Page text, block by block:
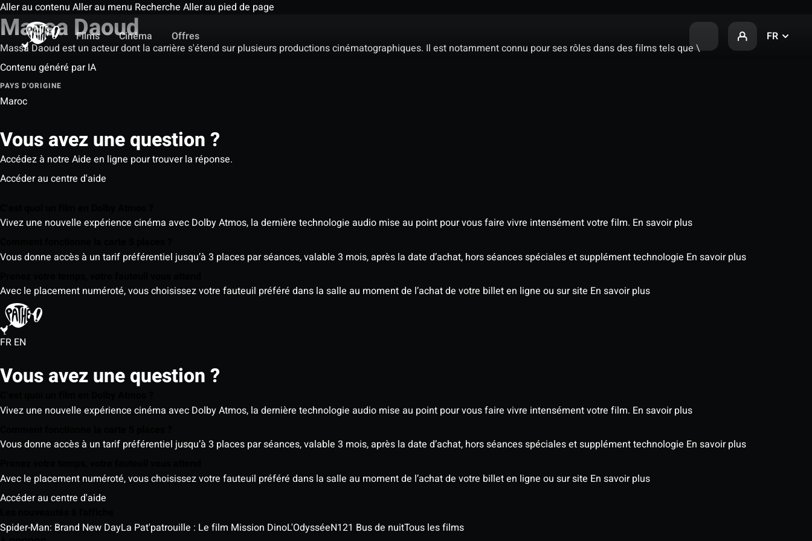
Aller au contenu Aller au menu Recherche Aller au pied de page
Films
Cinéma Offres FR
Massa Daoud
Massa Daoud est un acteur dont la carrière s'étend sur plusieurs productions cinématographiques. Il est notamment connu pour ses rôles dans des films tels que \
Contenu généré par IA
PAYS D'ORIGINE
Maroc
Vous avez une question ?
Accédez à notre Aide en ligne pour trouver la réponse.
Accéder au centre d'aide
Vivez une nouvelle expérience cinéma avec Dolby Atmos, la dernière technologie audio mise au point pour vous faire vivre intensément votre film. En savoir plus
Vous donne accès à un tarif préférentiel jusqu’à 3 places par séances, valable 3 mois, après la date d’achat, hors séances spéciales et supplément technologie En savoir plus
Avec le placement numéroté, vous choisissez votre fauteuil préféré dans la salle au moment de l’achat de votre billet en ligne ou sur site En savoir plus
FR EN
Vous avez une question ?
Vivez une nouvelle expérience cinéma avec Dolby Atmos, la dernière technologie audio mise au point pour vous faire vivre intensément votre film. En savoir plus
Vous donne accès à un tarif préférentiel jusqu’à 3 places par séances, valable 3 mois, après la date d’achat, hors séances spéciales et supplément technologie En savoir plus
Avec le placement numéroté, vous choisissez votre fauteuil préféré dans la salle au moment de l’achat de votre billet en ligne ou sur site En savoir plus
Accéder au centre d'aide
Spider-Man: Brand New DayLa Pat'patrouille : Le film Mission DinoL'OdysséeN121 Bus de nuitTous les films